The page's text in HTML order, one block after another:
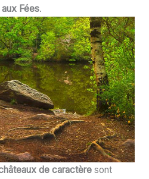
aux Fées.
de caractèresont